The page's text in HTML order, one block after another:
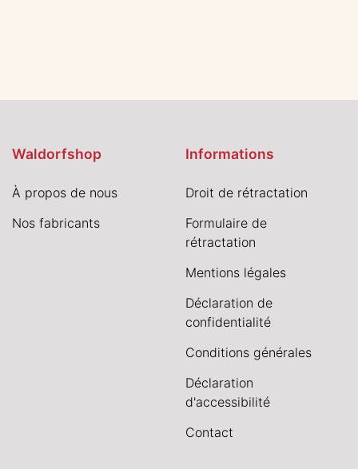
Waldorfshop
À propos de nous
Nos fabricants
Informations
Droit de rétractation
Formulaire de
rétractation
Mentions légales
Déclaration de
confidentialité
Conditions générales
Déclaration
d'accessibilité
Contact